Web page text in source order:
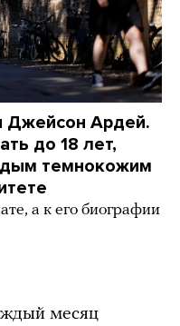
Джейсон Ардей.
до 18 лет,
темнокожим
а к его биографии
месяц